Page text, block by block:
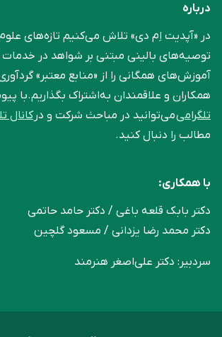
درباره
در «آپدیت اِم دی» تلاش می‌کنیم تازه‌های
توصیه‌های بالینی مبتنی بر شواهد در خدمات
آموزش‌های همگانی را از «منابع معتبر»
همکاران و علاقمندان به‌اشتراک بگذاریم.با
تلگرامیمی‌توانید در مباحث شرکت و درکانال
مطالب را دنبال کنید.
با همکاری:
دکتر بابک قلعه‌ باغی / دکتر حامد حاتمی
دکتر محمد رضا یزدانی / مسعود گلچین
سردبیر: دکتر علی‌اصغر هنرمند